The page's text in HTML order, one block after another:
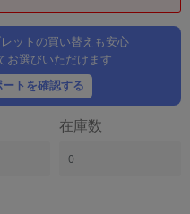
ットの買い替えも安心
お選びいただけます
トを確認する
在庫数
0